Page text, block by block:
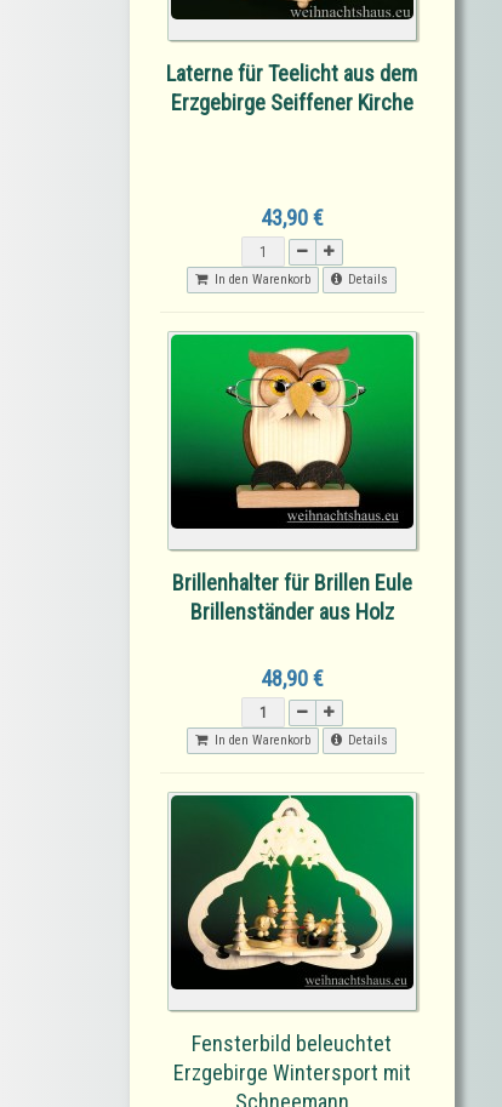
Laterne für Teelicht aus dem
Erzgebirge Seiffener Kirche
43,90 €
In den Warenkorb Details
Brillenhalter für Brillen Eule
Brillenständer aus Holz
48,90 €
In den Warenkorb Details
Fensterbild beleuchtet
Erzgebirge Wintersport mit